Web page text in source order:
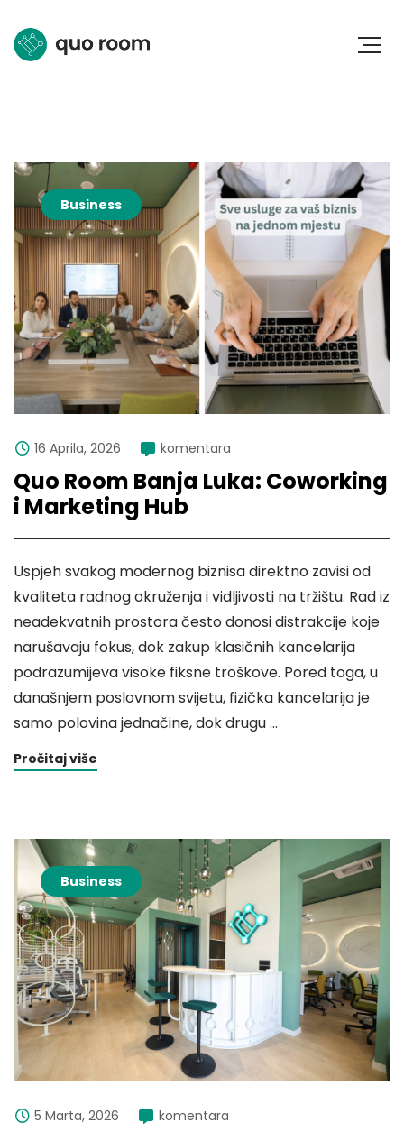
Business
16 Aprila, 2026 komentara
Quo Room Banja Luka: Coworking
i Marketing Hub
Uspjeh svakog modernog biznisa direktno zavisi od
kvaliteta radnog okruženja i vidljivosti na tržištu. Rad iz
neadekvatnih prostora često donosi distrakcije koje
narušavaju fokus, dok zakup klasičnih kancelarija
podrazumijeva visoke fiksne troškove. Pored toga, u
današnjem poslovnom svijetu, fizička kancelarija je
samo polovina jednačine, dok drugu …
Pročitaj više
Business
5 Marta, 2026 komentara